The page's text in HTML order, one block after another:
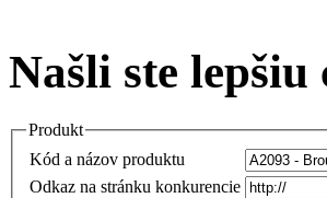
Našli ste lepšiu
Produkt
Kód a názov produktu
Odkaz na stránku konkurencie